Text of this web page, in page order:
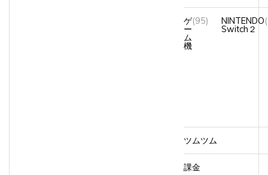
ゲ
ム
機
(95) NINTENDO
ツムツム
課金